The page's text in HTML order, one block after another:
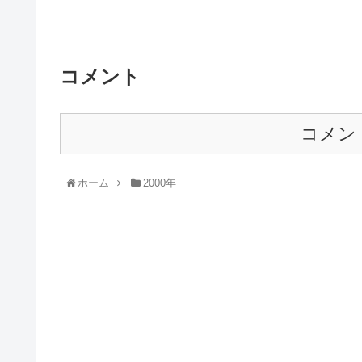
コメント
コメン
ホーム 2000年